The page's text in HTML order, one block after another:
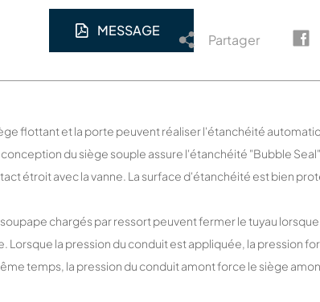
MESSAGE
Partager
flottant et la porte peuvent réaliser l'étanchéité
du siège souple assure l'étanchéité "Bubble
étroit avec la vanne. La surface d'étanchéité est bien
chargés par ressort peuvent fermer le tuyau
Lorsque la pression du conduit est appliquée, la pression
temps, la pression du conduit amont force le siège